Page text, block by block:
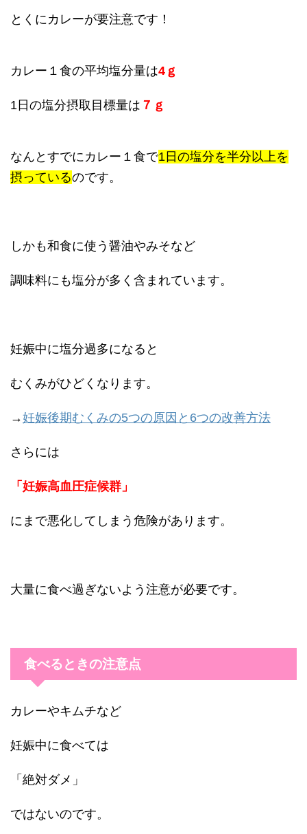
とくにカレーが要注意です！
カレー１食の平均塩分量は4ｇ
1日の塩分摂取目標量は ７ｇ
なんとすでにカレー１食で1日の塩分を半分以上を
摂っているのです。
しかも和食に使う醤油やみそなど
調味料にも塩分が多く含まれています。
妊娠中に塩分過多になると
むくみがひどくなります。
→妊娠後期むくみの5つの原因と6つの改善方法
さらには
「妊娠高血圧症候群」
にまで悪化してしまう危険があります。
大量に食べ過ぎないよう注意が必要です。
食べるときの注意点
カレーやキムチなど
妊娠中に食べては
「絶対ダメ」
ではないのです。